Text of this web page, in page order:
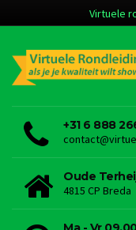
Virtuele
+31 6 888
Oude
4815 CP Breda